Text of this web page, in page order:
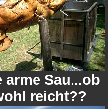
arme Sau...ob
reicht??